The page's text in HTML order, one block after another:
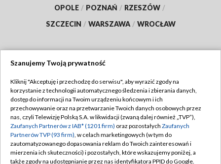
OPOLE / POZNAŃ / RZESZÓW /
SZCZECIN / WARSZAWA / WROCŁAW
TVP
Abonament TVP
Emisja w TVP
Centrum informacji TVP
Naziemna Telewizja Cyfrowa
Regulamin TVP
Polityka prywatności
Moje zgody
Pomoc
Szanujemy Twoją prywatność
Kliknij "Akceptuję i przechodzę do serwisu", aby wyrazić zgody na
korzystanie z technologii automatycznego śledzenia i zbierania danych,
dostęp do informacji na Twoim urządzeniu końcowym i ich
przechowywanie oraz na przetwarzanie Twoich danych osobowych przez
nas, czyli Telewizję Polską S.A. w likwidacji (zwaną dalej również „TVP”),
Zaufanych Partnerów z IAB* (1201 firm) oraz pozostałych Zaufanych
Partnerów TVP (93 firm), w celach marketingowych (w tym do
zautomatyzowanego dopasowania reklam do Twoich zainteresowań i
mierzenia ich skuteczności) i pozostałych, które wskazujemy poniżej, a
także zgody na udostępnianie przez nas identyfikatora PPID do Google.